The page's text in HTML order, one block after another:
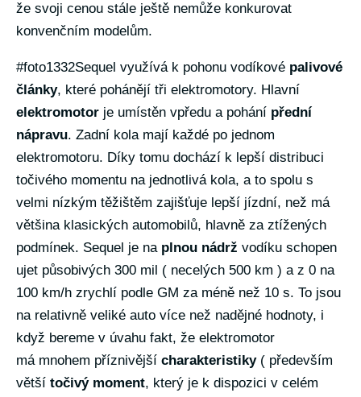
že svoji cenou stále ještě nemůže konkurovat
konvenčním modelům.
#foto1332Sequel využívá k pohonu vodíkové palivové
články, které pohánějí tři elektromotory. Hlavní
elektromotor je umístěn vpředu a pohání přední
nápravu. Zadní kola mají každé po jednom
elektromotoru. Díky tomu dochází k lepší distribuci
točivého momentu na jednotlivá kola, a to spolu s
velmi nízkým těžištěm zajišťuje lepší jízdní, než má
většina klasických automobilů, hlavně za ztížených
podmínek. Sequel je na plnou nádrž vodíku schopen
ujet působivých 300 mil ( necelých 500 km ) a z 0 na
100 km/h zrychlí podle GM za méně než 10 s. To jsou
na relativně veliké auto více než nadějné hodnoty, i
když bereme v úvahu fakt, že elektromotor
má mnohem příznivější charakteristiky( především
větší točivý moment, který je k dispozici v celém